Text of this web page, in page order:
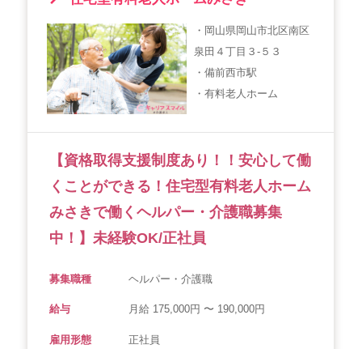
・岡山県岡山市北区南区
泉田４丁目３-５３
・備前西市駅
・有料老人ホーム
【資格取得支援制度あり！！安心して働
くことができる！住宅型有料老人ホーム
みさきで働くヘルパー・介護職募集
中！】未経験OK/正社員
募集職種 ヘルパー・介護職
給与 月給 175,000円 〜 190,000円
雇用形態 正社員